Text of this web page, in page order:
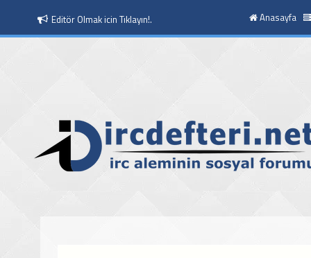
Editör Olmak icin Tıklayın!.
Moderatör Olmak icin Tıklayın!.
Anasayfa